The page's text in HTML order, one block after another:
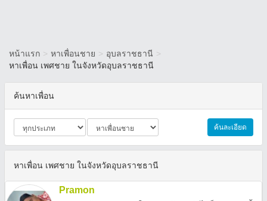
หน้าแรก > หาเพื่อนชาย > อุบลราชธานี >
หาเพื่อน เพศชาย ในจังหวัดอุบลราชธานี
ค้นหาเพื่อน
ค้นละเอียด
หาเพื่อน เพศชาย ในจังหวัดอุบลราชธานี
Pramon